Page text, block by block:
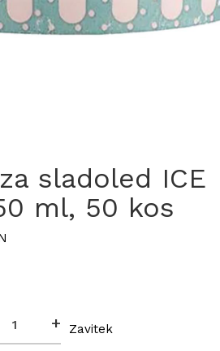
sladoled ICE
ml, 50 kos
+ Zavitek